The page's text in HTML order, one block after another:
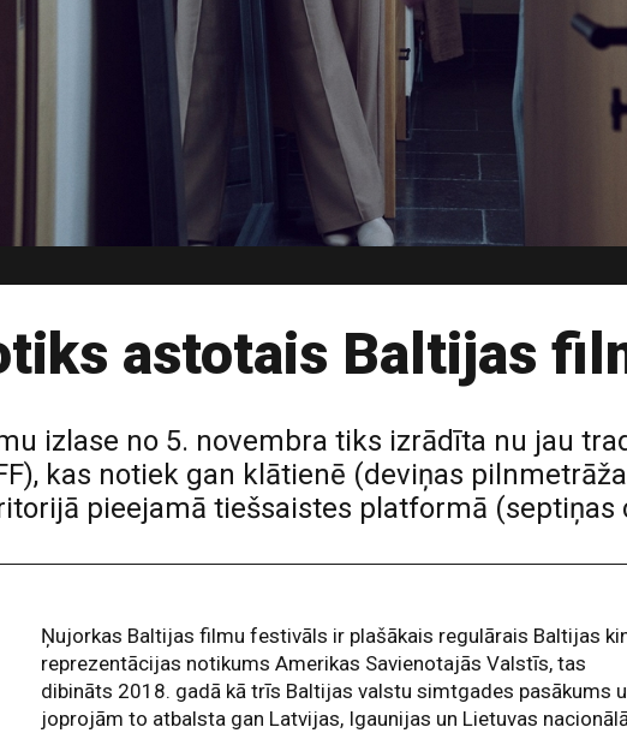
astotais Baltijas
izlase no 5. novembra tiks izrādīta nu jau
kas notiek gan klātienē (deviņas
pieejamā tiešsaistes platformā
Ņujorkas Baltijas filmu festivāls ir plašākais regulārais Baltijas
reprezentācijas notikums Amerikas Savienotajās Valstīs, tas
dibināts 2018. gadā kā trīs Baltijas valstu simtgades pasākums
joprojām to atbalsta gan Latvijas, Igaunijas un Lietuvas